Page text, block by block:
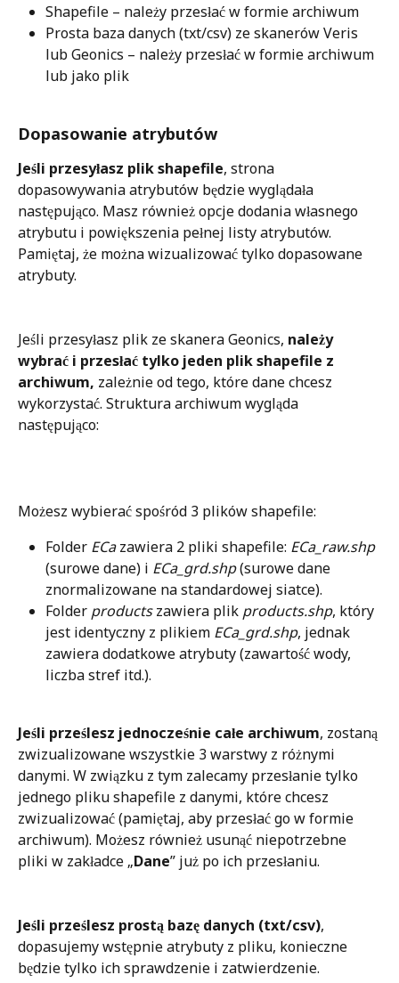
Shapefile – należy przesłać w formie archiwum
Prosta baza danych (txt/csv) ze skanerów Veris
lub Geonics – należy przesłać w formie archiwum
lub jako plik
Dopasowanie atrybutów
Jeśli przesyłasz plik shapefile, strona
dopasowywania atrybutów będzie wyglądała
następująco. Masz również opcje dodania własnego
atrybutu i powiększenia pełnej listy atrybutów.
Pamiętaj, że można wizualizować tylko dopasowane
atrybuty.
Jeśli przesyłasz plik ze skanera Geonics, należy
wybrać i przesłać tylko jeden plik shapefile z
archiwum, zależnie od tego, które dane chcesz
wykorzystać. Struktura archiwum wygląda
następująco:
Możesz wybierać spośród 3 plików shapefile:
Folder ECa zawiera 2 pliki shapefile: ECa_raw.shp
(surowe dane) i ECa_grd.shp (surowe dane
znormalizowane na standardowej siatce).
Folder products zawiera plik products.shp, który
jest identyczny z plikiem ECa_grd.shp, jednak
zawiera dodatkowe atrybuty (zawartość wody,
liczba stref itd.).
Jeśli prześlesz jednocześnie całe archiwum, zostaną
zwizualizowane wszystkie 3 warstwy z różnymi
danymi. W związku z tym zalecamy przesłanie tylko
jednego pliku shapefile z danymi, które chcesz
zwizualizować (pamiętaj, aby przesłać go w formie
archiwum). Możesz również usunąć niepotrzebne
pliki w zakładce „Dane” już po ich przesłaniu.
Jeśli prześlesz prostą bazę danych (txt/csv),
dopasujemy wstępnie atrybuty z pliku, konieczne
będzie tylko ich sprawdzenie i zatwierdzenie.